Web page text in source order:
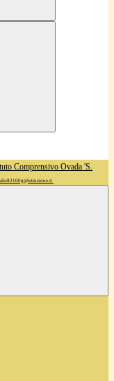
Comprensivo Ovada 'S.